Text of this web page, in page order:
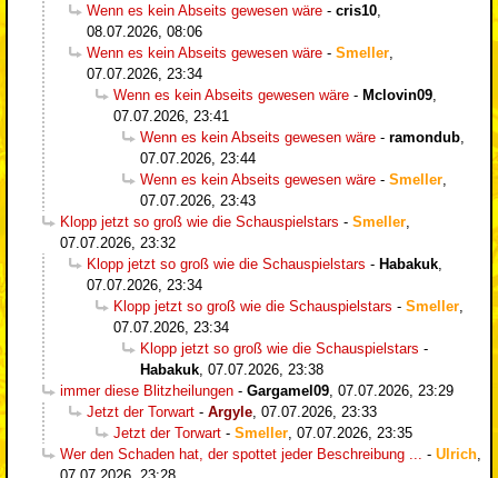
Wenn es kein Abseits gewesen wäre - cris10
08.07.2026, 08:06
Wenn es kein Abseits gewesen wäre - Smeller
07.07.2026, 23:34
Wenn es kein Abseits gewesen wäre - Mclovin09
07.07.2026, 23:41
Wenn es kein Abseits gewesen wäre - ramondub
07.07.2026, 23:44
Wenn es kein Abseits gewesen wäre - Smeller
07.07.2026, 23:43
Klopp jetzt so groß wie die Schauspielstars - Smeller
07.07.2026, 23:32
Klopp jetzt so groß wie die Schauspielstars - Habakuk
07.07.2026, 23:34
Klopp jetzt so groß wie die Schauspielstars - Smeller
07.07.2026, 23:34
Klopp jetzt so groß wie die Schauspielstars -
Habakuk 07.07.2026, 23:38
immer diese Blitzheilungen - Gargamel09 07.07.2026, 23:29
Jetzt der Torwart - Argyle 07.07.2026, 23:33
Jetzt der Torwart - Smeller 07.07.2026, 23:35
Wer den Schaden hat, der spottet jeder Beschreibung ...
- Ulrich